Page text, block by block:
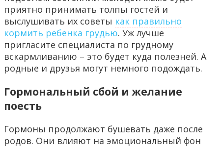
приятно принимать толпы гостей и
выслушивать их советы как правильно
кормить ребенка грудью. Уж лучше
пригласите специалиста по грудному
вскармливанию – это будет куда полезней. А
родные и друзья могут немного подождать.
Гормональный сбой и желание
поесть
Гормоны продолжают бушевать даже после
родов. Они влияют на эмоциональный фон